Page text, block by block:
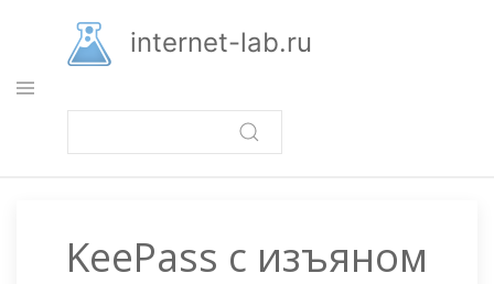
основному
содержанию
internet-lab.ru
KeePass с изъяном